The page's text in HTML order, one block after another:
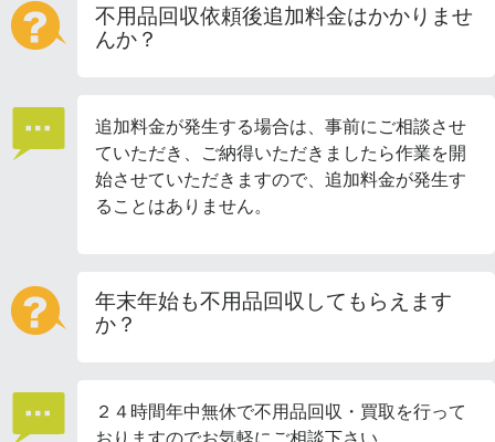
不用品回収依頼後追加料金はかかりませ
んか？
追加料金が発生する場合は、事前にご相談させ
ていただき、ご納得いただきましたら作業を開
始させていただきますので、追加料金が発生す
ることはありません。
年末年始も不用品回収してもらえます
か？
２４時間年中無休で不用品回収・買取を行って
おりますのでお気軽にご相談下さい。